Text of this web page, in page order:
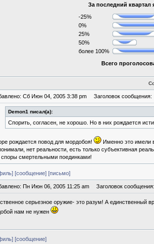
За последний квартал
-25%
0%
25%
50%
более 100%
Всего
Сб Июн 04, 2005 3:38 pm Заголовок сообщения:
Demon1 писал(а):
Спорить, согласен, не хорошо. Но в них рождается
рождается повод для мордобоя!
Именно это имели
нет реальности, есть только субъективная
споры смертельными поединками!
[сообщение] [письмо]
Пн Июн 06, 2005 11:25 am Заголовок сообщения:
серьезное оружие- это разум! А
нам не нужен
[сообщение]